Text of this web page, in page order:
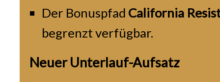
Der Bonuspfad California
begrenzt verfügbar.
Neuer Unterlauf-Aufsatz